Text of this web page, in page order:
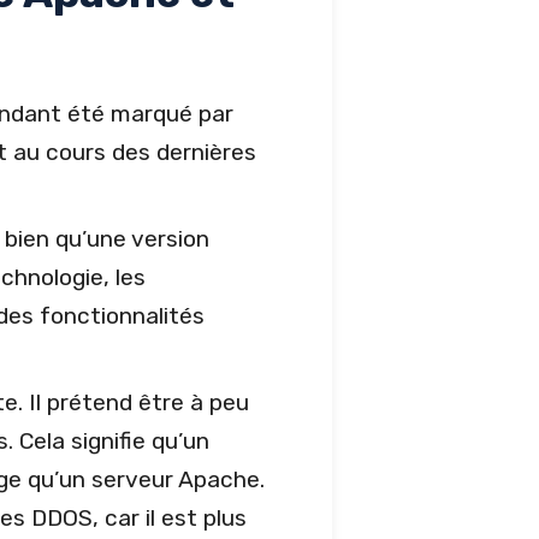
été marqué par
cours des dernières
qu’une version
les
fonctionnalités
Il prétend être à peu
Cela signifie qu’un
qu’un serveur Apache.
DDOS, car il est plus